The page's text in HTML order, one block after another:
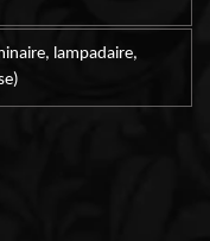
lampadaire,